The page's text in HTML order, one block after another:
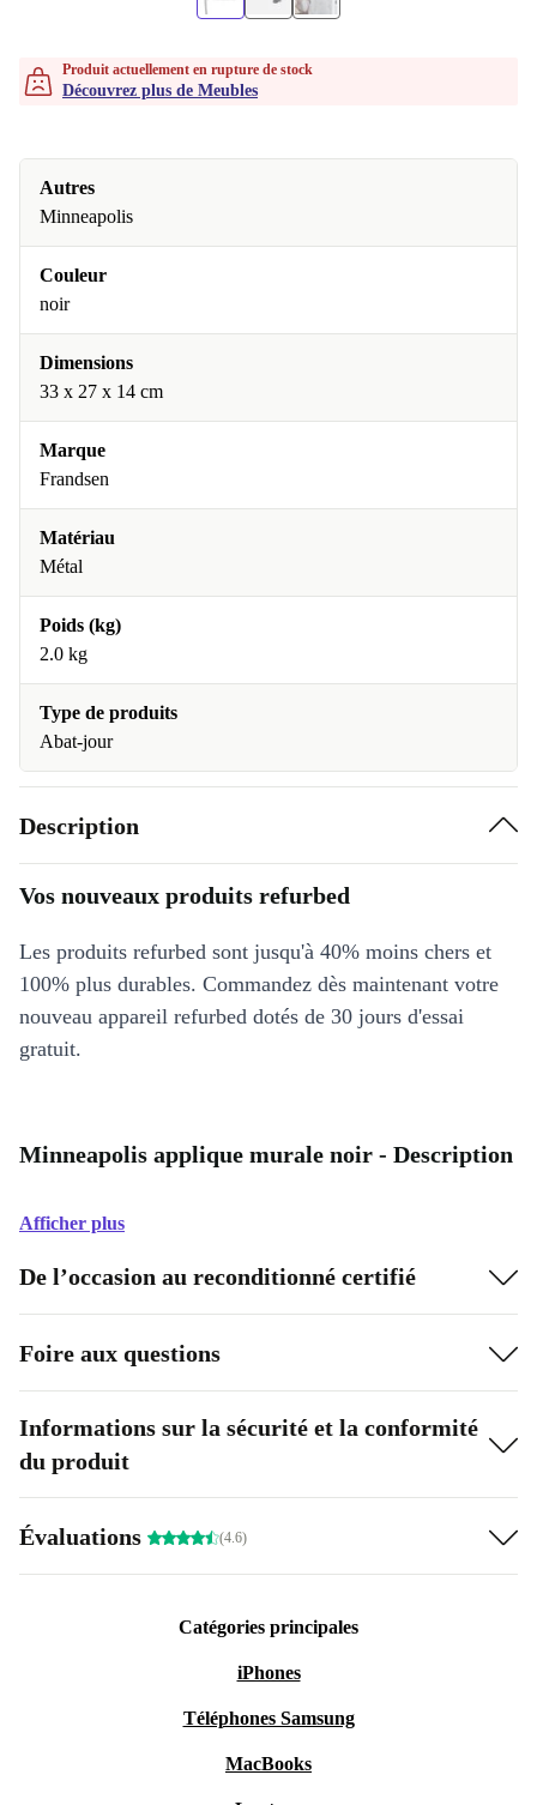
Produit actuellement en rupture de stock
Découvrez plus de Meubles
Autres
Minneapolis
Couleur
noir
Dimensions
33 x 27 x 14 cm
Marque
Frandsen
Matériau
Métal
Poids (kg)
2.0 kg
Type de produits
Abat-jour
Description
Vos nouveaux produits refurbed
Les produits refurbed sont jusqu'à 40% moins chers et
100% plus durables. Commandez dès maintenant votre
nouveau appareil refurbed dotés de 30 jours d'essai
gratuit.
Minneapolis applique murale noir - Description
Afficher plus
De l’occasion au reconditionné certifié
Foire aux questions
Informations sur la sécurité et la conformité
du produit
Évaluations (4.6)
Catégories principales
iPhones
Téléphones Samsung
MacBooks